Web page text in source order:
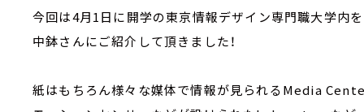
今回は4月1日に開学の東京情報デザイン専門職大学内を
中鉢さんにご紹介して頂きました！
紙はもちろん様々な媒体で情報が見られるMedia